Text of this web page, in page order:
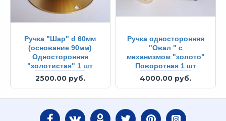
Ручка "Шар" d 60мм
(основание 90мм)
Односторонняя
"золотистая" 1 шт
2500.00 руб.
Ручка односторонняя
"Овал " с
механизмом "золото"
Поворотная 1 шт
4000.00 руб.